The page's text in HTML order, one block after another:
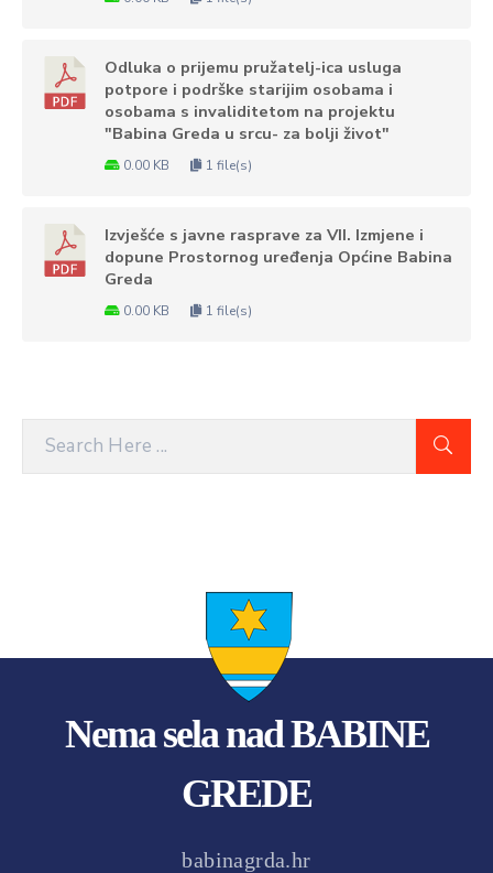
Odluka o prijemu pružatelj-ica usluga
potpore i podrške starijim osobama i
osobama s invaliditetom na projektu
"Babina Greda u srcu- za bolji život"
0.00 KB 1 file(s)
Izvješće s javne rasprave za VII. Izmjene i
dopune Prostornog uređenja Općine Babina
Greda
0.00 KB 1 file(s)
Nema sela nad BABINE
GREDE
babinagrda.hr